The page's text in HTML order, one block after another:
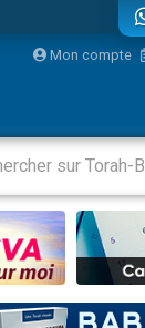
Mon compte
Livres